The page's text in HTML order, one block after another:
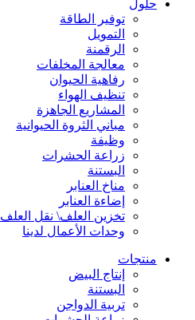
حلول
توفير الطاقة
التمويل
الرقمنة
معالجة المخلفات
رفاهية الحيوان
تنظيف الهواء
المشاريع الجاهزة
مباني الثروة الحيوانية
وظيفة
زراعة الحشرات
البستنة
مناخ العنابر
إضاءة العنابر
تخزين العلف\ نقل العلف
وحدات الأعمال لدينا
منتجات
إنتاج البيض
البستنة
تربية الدواجن